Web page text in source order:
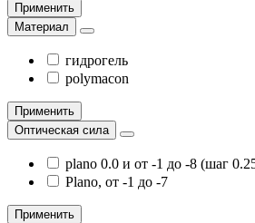
Применить
Материал
гидрогель
polymacon
Применить
Оптическая сила
plano 0.0 и от -1 до -8 (шаг
Plano, от -1 до -7
Применить